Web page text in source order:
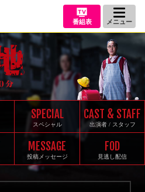
番組表 メニュー
SPECIAL
スペシャル
CAST & STAFF
出演者 / スタッフ
MESSAGE
投稿メッセージ
FOD
見逃し配信